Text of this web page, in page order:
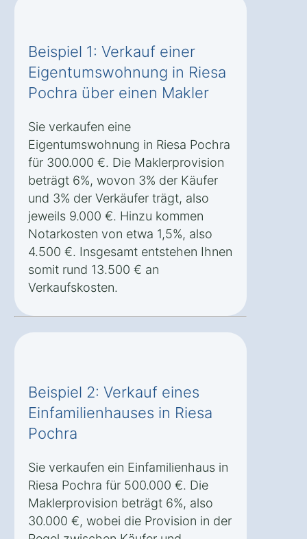
Beispiel 1: Verkauf einer
Eigentumswohnung in Riesa
Pochra über einen Makler
Sie verkaufen eine
Eigentumswohnung in Riesa Pochra
für 300.000 €. Die Maklerprovision
beträgt 6%, wovon 3% der Käufer
und 3% der Verkäufer trägt, also
jeweils 9.000 €. Hinzu kommen
Notarkosten von etwa 1,5%, also
4.500 €. Insgesamt entstehen Ihnen
somit rund 13.500 € an
Verkaufskosten.
Beispiel 2: Verkauf eines
Einfamilienhauses in Riesa
Pochra
Sie verkaufen ein Einfamilienhaus in
Riesa Pochra für 500.000 €. Die
Maklerprovision beträgt 6%, also
30.000 €, wobei die Provision in der